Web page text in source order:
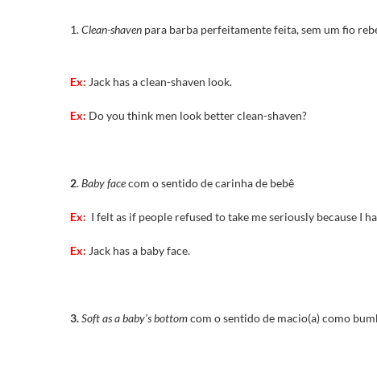
1.Clean-shaven para barba perfeitamente feita, sem um fio
Ex: Jack has a clean-shaven look.
Ex: Do you think men look better clean-shaven?
2.Baby facecom o sentido de carinha de bebê
Ex: I felt as if people refused to take me seriously because I
Ex: Jack has a baby face.
3.Soft as a baby’s bottomcom o sentido de macio(a) como